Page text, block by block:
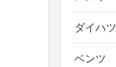
ダイハツ
ベンツ